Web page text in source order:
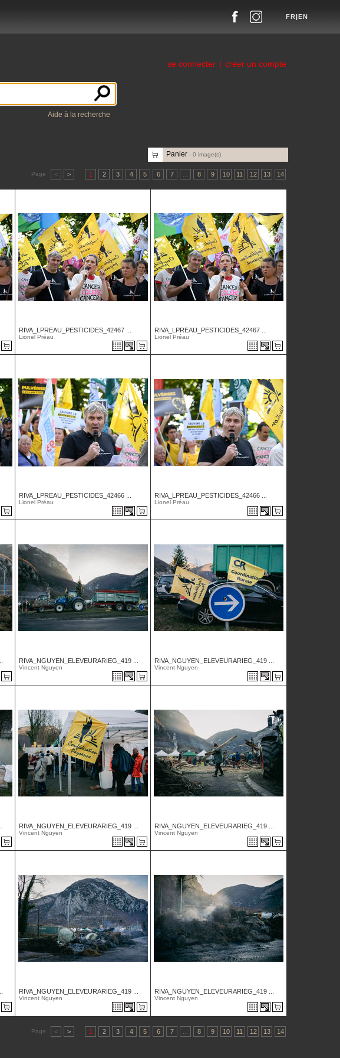
FR|EN
se connecter | créer un compte
Aide à la recherche
Panier - 0 image(s)
Page < > 1 2 3 4 5 6 7 8 9 10 11 12 13 14
RIVA_LPREAU_PESTICIDES_42467 ...
Lionel Préau
RIVA_LPREAU_PESTICIDES_42467 ...
Lionel Préau
RIVA_LPREAU_PESTICIDES_42466 ...
Lionel Préau
RIVA_LPREAU_PESTICIDES_42466 ...
Lionel Préau
RIVA_NGUYEN_ELEVEURARIEG_419 ...
Vincent Nguyen
RIVA_NGUYEN_ELEVEURARIEG_419 ...
Vincent Nguyen
RIVA_NGUYEN_ELEVEURARIEG_419 ...
Vincent Nguyen
RIVA_NGUYEN_ELEVEURARIEG_419 ...
Vincent Nguyen
RIVA_NGUYEN_ELEVEURARIEG_419 ...
Vincent Nguyen
RIVA_NGUYEN_ELEVEURARIEG_419 ...
Vincent Nguyen
Page < > 1 2 3 4 5 6 7 8 9 10 11 12 13 14